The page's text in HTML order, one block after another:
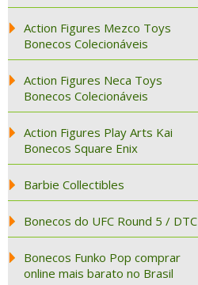
Action Figures Mezco Toys
Bonecos Colecionáveis
Action Figures Neca Toys
Bonecos Colecionáveis
Action Figures Play Arts Kai
Bonecos Square Enix
Barbie Collectibles
Bonecos do UFC Round 5 / DTC
Bonecos Funko Pop comprar
online mais barato no Brasil